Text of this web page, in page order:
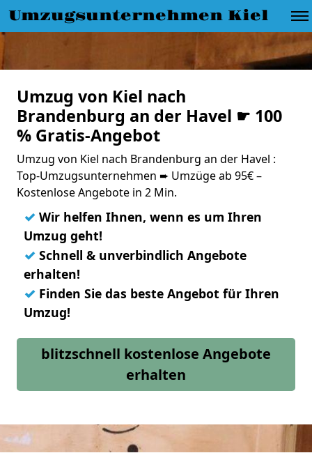
Umzugsunternehmen Kiel
Umzug von Kiel nach
Brandenburg an der Havel ☛ 100
% Gratis-Angebot
Umzug von Kiel nach Brandenburg an der Havel :
Top-Umzugsunternehmen ➨ Umzüge ab 95€ –
Kostenlose Angebote in 2 Min.
✓ Wir helfen Ihnen, wenn es um Ihren
Umzug geht!
✓ Schnell & unverbindlich Angebote
erhalten!
✓ Finden Sie das beste Angebot für Ihren
Umzug!
blitzschnell kostenlose Angebote
erhalten